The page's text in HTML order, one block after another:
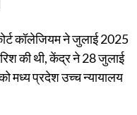
कॉलेजियम ने जुलाई 2025
की थी, केंद्र ने 28 जुलाई
मध्य प्रदेश उच्च न्यायालय